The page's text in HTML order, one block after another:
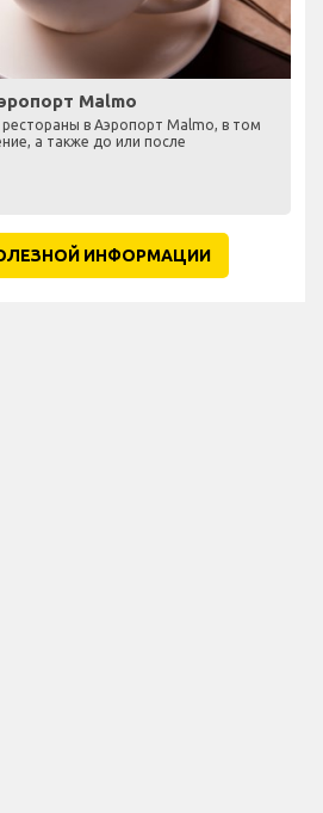
Malmo
в Аэропорт Malmo, в том
а также до или после
ИНФОРМАЦИИ